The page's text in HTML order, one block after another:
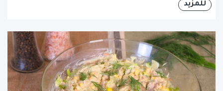
للمزيد